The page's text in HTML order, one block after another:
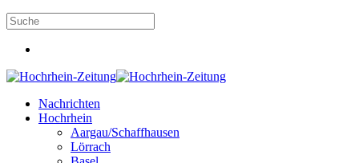
Nachrichten
Hochrhein
Aargau/Schaffhausen
Lörrach